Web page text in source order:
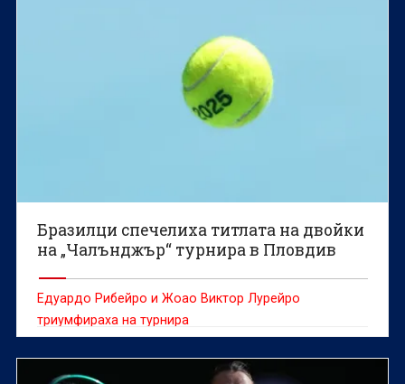
Бразилци спечелиха титлата на двойки
на „Чалънджър“ турнира в Пловдив
Едуардо Рибейро и Жоао Виктор Лурейро
триумфираха на турнира